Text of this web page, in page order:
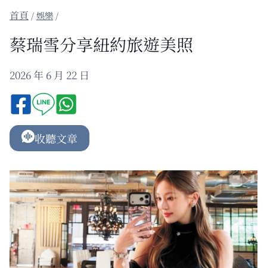
/娛樂 /
蔡瑞雪分享紐約旅遊美照
2026 年 6 月 22 日
收聽文章